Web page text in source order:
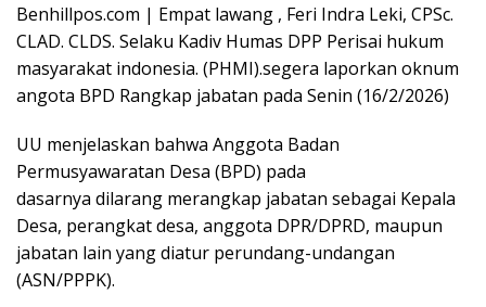
Benhillpos.com | Empat lawang , Feri Indra Leki, CPSc.
CLAD. CLDS. Selaku Kadiv Humas DPP Perisai hukum
masyarakat indonesia. (PHMI).segera laporkan oknum
angota BPD Rangkap jabatan pada Senin (16/2/2026)
UU menjelaskan bahwa Anggota Badan
Permusyawaratan Desa (BPD) pada
dasarnya dilarang merangkap jabatan sebagai Kepala
Desa, perangkat desa, anggota DPR/DPRD, maupun
jabatan lain yang diatur perundang-undangan
(ASN/PPPK).